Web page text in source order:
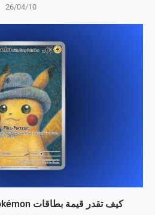
26/04/10
كيف تقدر قيمة بطاقات Pokémon الخاصة بك مجانًا؟